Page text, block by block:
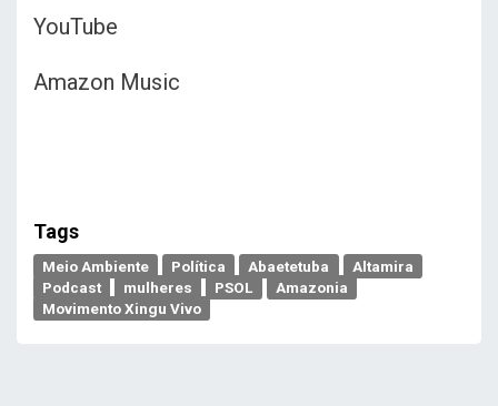
YouTube
Amazon Music
Tags
Meio Ambiente Política Abaetetuba
Altamira
Podcast
mulheres PSOL
Amazonia
Movimento Xingu Vivo